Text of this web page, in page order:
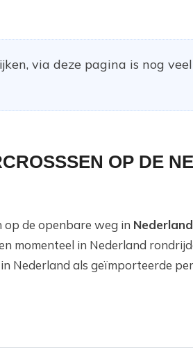
via deze pagina is nog
OP DE
de openbare weg in Nederland
momenteel in Nederland
Nederland als geïmporteerde